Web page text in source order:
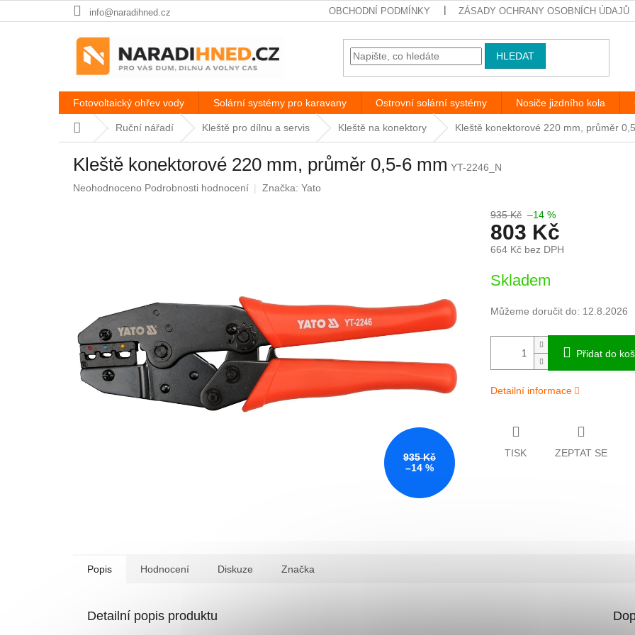
na
info@naradihned.cz OBCHODNÍ PODMÍNKY ZÁSADY OCHRANY OSOBNÍCH ÚDAJŮ
HLEDAT
Fotovoltaický ohřev vody Solární systémy pro karavany Ostrovní solární systémy Nosiče jizdního kola
Domů Ruční nářadí Kleště pro dílnu a servis Kleště na konektory Kleště konektorové 220 mm, průměr
Kleště konektorové 220 mm, průměr 0,5-6 mm YT-2246_N
Průměrné
Neohodnoceno Podrobnosti hodnocení Značka: Yato
935 Kč
–14 %
935 Kč –14 %
803 Kč
664 Kč bez DPH
cena:
Skladem
Můžeme doručit do: 12.8.2026
Přidat do
Detailní informace
TISK ZEPTAT SE
Popis Hodnocení Diskuze Značka
Detailní popis produktu